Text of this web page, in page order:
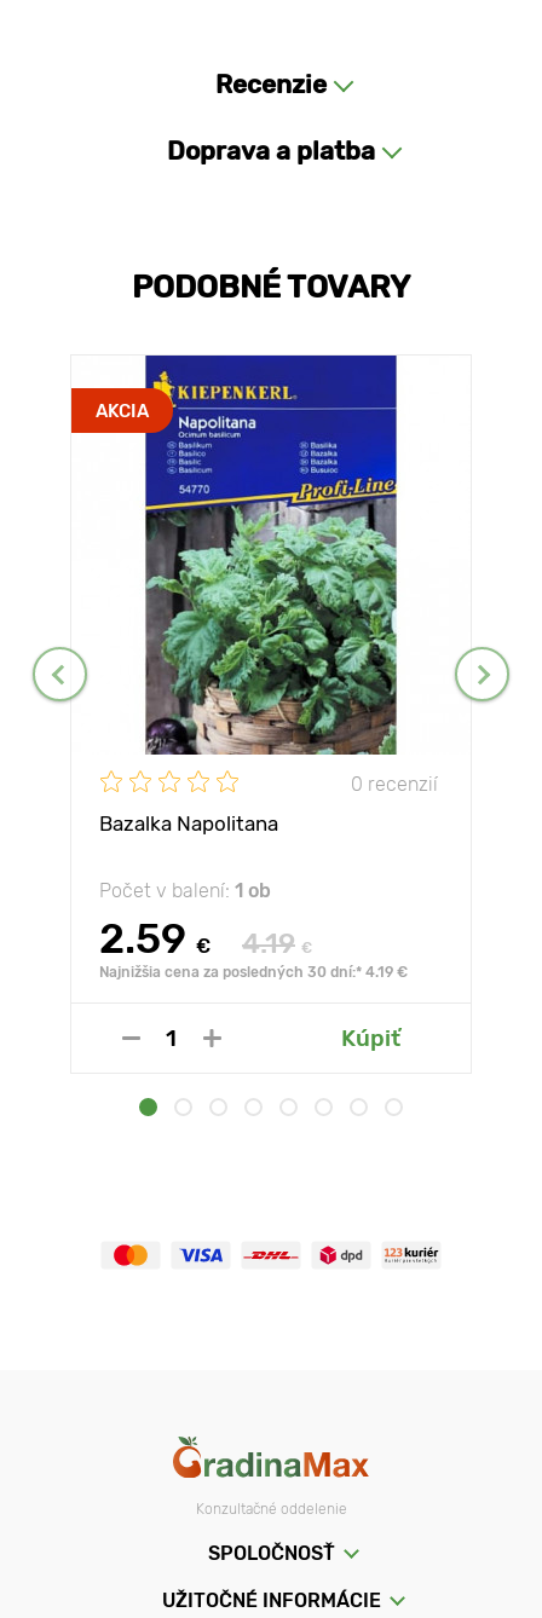
Recenzie
Doprava a platba
PODOBNÉ TOVARY
AKCIA
0 recenzií
Bazalka Napolitana
Počet v balení: 1 ob
2.59 € 4.19 €
Najnižšia cena za posledných 30 dní:* 4.19 €
Kúpiť
Konzultačné oddelenie
SPOLOČNOSŤ
UŽITOČNÉ INFORMÁCIE